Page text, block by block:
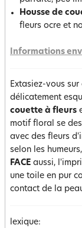
Housse de
fleurs ocre et
Informations
Extasiez-vous sur
délicatement
couette à fleurs
motif floral se
avec des fleurs
selon les
FACE aussi,
une toile en pur
contact de la
lexique: